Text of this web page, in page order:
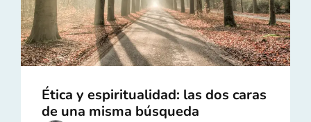
Ética y espiritualidad: las dos caras
de una misma búsqueda